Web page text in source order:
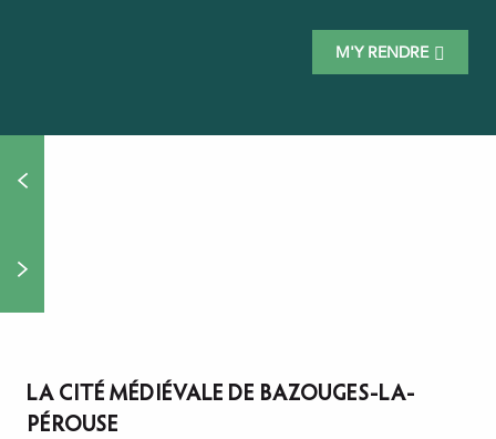
M'Y RENDRE
LA CITÉ MÉDIÉVALE DE BAZOUGES-LA-
PÉROUSE